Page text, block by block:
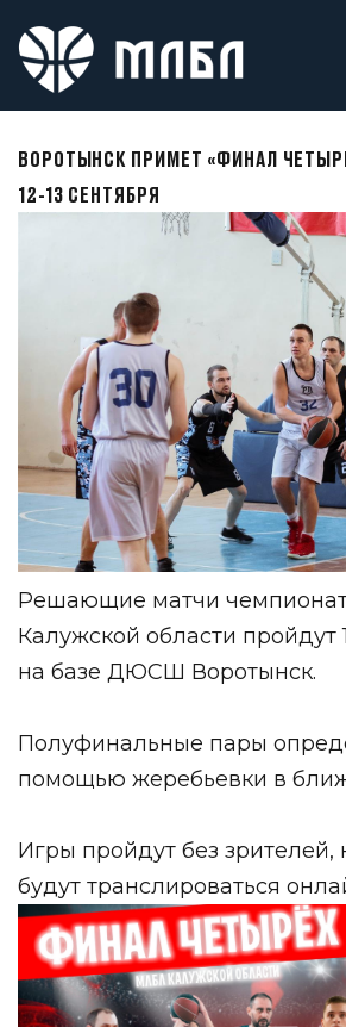
ВОРОТЫНСК ПРИМЕТ «ФИНАЛ
12-13 СЕНТЯБРЯ
Решающие матчи
Калужской области пройдут
на базе ДЮСШ Воротынск.
Полуфинальные пары
помощью жеребьевки в
Игры пройдут без зрителей,
будут транслироваться